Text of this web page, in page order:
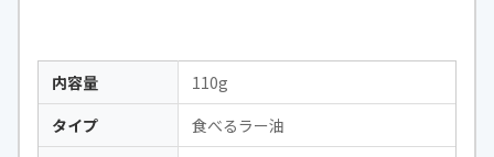
内容量
110g
タイプ
食べるラー油